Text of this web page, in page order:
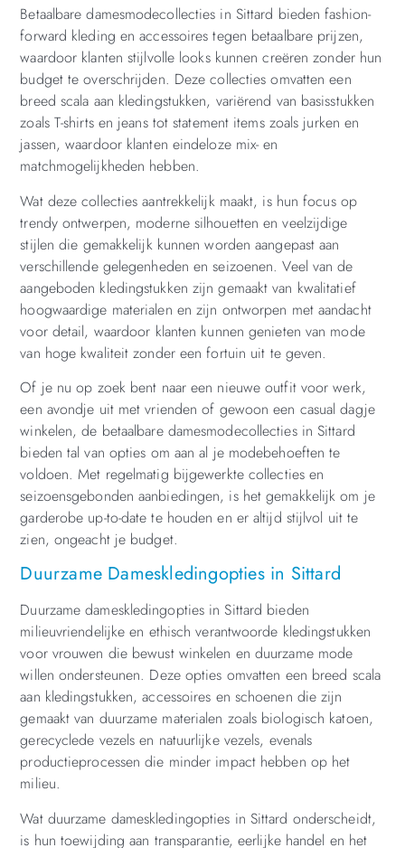
Betaalbare damesmodecollecties in Sittard bieden fashion-
forward kleding en accessoires tegen betaalbare prijzen,
waardoor klanten stijlvolle looks kunnen creëren zonder hun
budget te overschrijden. Deze collecties omvatten een
breed scala aan kledingstukken, variërend van basisstukken
zoals T-shirts en jeans tot statement items zoals jurken en
jassen, waardoor klanten eindeloze mix- en
matchmogelijkheden hebben.
Wat deze collecties aantrekkelijk maakt, is hun focus op
trendy ontwerpen, moderne silhouetten en veelzijdige
stijlen die gemakkelijk kunnen worden aangepast aan
verschillende gelegenheden en seizoenen. Veel van de
aangeboden kledingstukken zijn gemaakt van kwalitatief
hoogwaardige materialen en zijn ontworpen met aandacht
voor detail, waardoor klanten kunnen genieten van mode
van hoge kwaliteit zonder een fortuin uit te geven.
Of je nu op zoek bent naar een nieuwe outfit voor werk,
een avondje uit met vrienden of gewoon een casual dagje
winkelen, de betaalbare damesmodecollecties in Sittard
bieden tal van opties om aan al je modebehoeften te
voldoen. Met regelmatig bijgewerkte collecties en
seizoensgebonden aanbiedingen, is het gemakkelijk om je
garderobe up-to-date te houden en er altijd stijlvol uit te
zien, ongeacht je budget.
Duurzame Dameskledingopties in Sittard
Duurzame dameskledingopties in Sittard bieden
milieuvriendelijke en ethisch verantwoorde kledingstukken
voor vrouwen die bewust winkelen en duurzame mode
willen ondersteunen. Deze opties omvatten een breed scala
aan kledingstukken, accessoires en schoenen die zijn
gemaakt van duurzame materialen zoals biologisch katoen,
gerecyclede vezels en natuurlijke vezels, evenals
productieprocessen die minder impact hebben op het
milieu.
Wat duurzame dameskledingopties in Sittard onderscheidt,
is hun toewijding aan transparantie, eerlijke handel en het